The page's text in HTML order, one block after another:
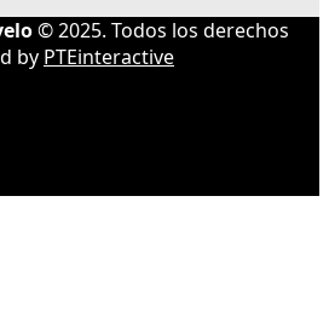
© 2025. Todos los derechos
by PTEinteractive